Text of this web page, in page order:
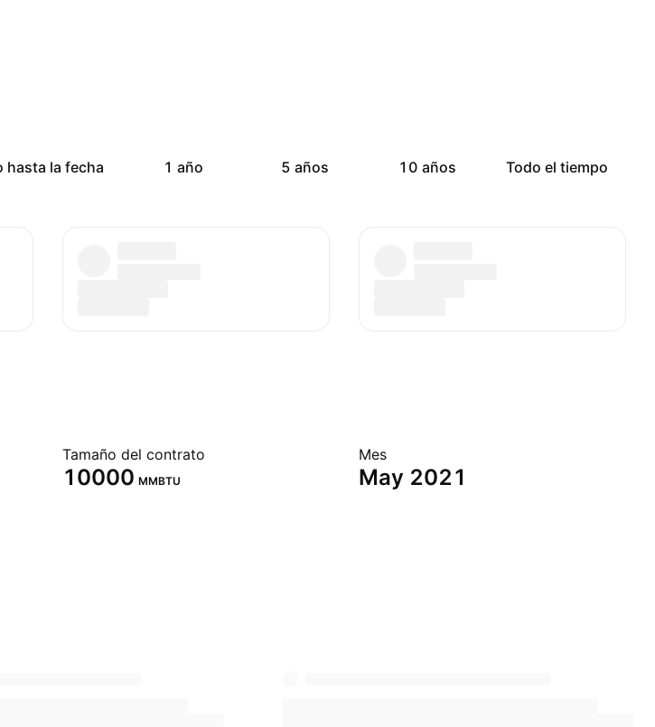
hasta la fecha 1 año 5 años 10 años Todo el tiempo
Tamaño del contrato
10000 MMBTU
Mes
May 2021